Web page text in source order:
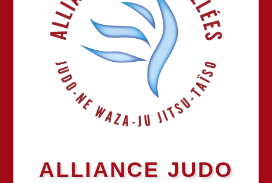
ALLIANCE JUDO